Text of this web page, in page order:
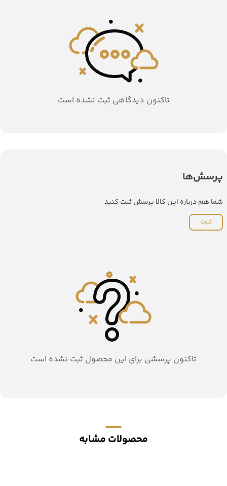
تاکنون دیدگاهی ثبت نشده است
پرسش‌ها
شما هم درباره این کالا پرسش ثبت کنید
ثبت
تاکنون پرسشی برای این محصول ثبت نشده است
محصولات مشابه